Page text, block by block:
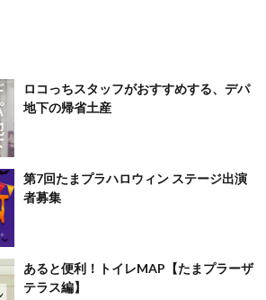
ロコっちスタッフがおすすめする、デパ
地下の帰省土産
第7回たまプラハロウィン ステージ出演
者募集
あると便利！トイレMAP【たまプラーザ
テラス編】